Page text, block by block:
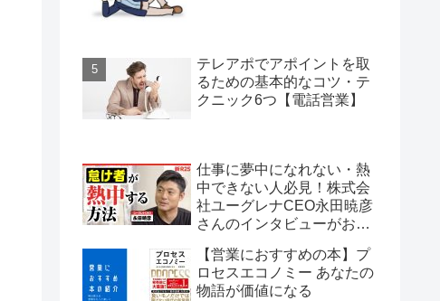
テレアポでアポイントを取
るための基本的なコツ・テ
クニック6つ【電話営業】
仕事に夢中になれない・熱
中できない人必見！株式会
社ユーグレナCEO永田暁彦
さんのインタビューがおす
【営業におすすめの本】プ
ロセスエコノミー あなたの
物語が価値になる